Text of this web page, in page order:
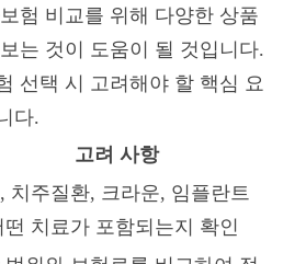
험 비교를 위해 다양한 상품
는 것이 도움이 될 것입니다.
선택 시 고려해야 할 핵심 요
다.
고려 사항
치주질환, 크라운, 임플란트
떤 치료가 포함되는지 확인